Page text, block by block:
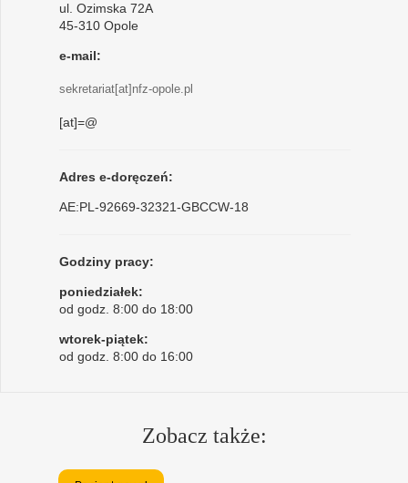
ul. Ozimska 72A
45-310 Opole
e-mail:
sekretariat[at]nfz-opole.pl
[at]=@
Adres e-doręczeń:
AE:PL-92669-32321-GBCCW-18
Godziny pracy:
poniedziałek:
od godz. 8:00 do 18:00
wtorek-piątek:
od godz. 8:00 do 16:00
Zobacz także: